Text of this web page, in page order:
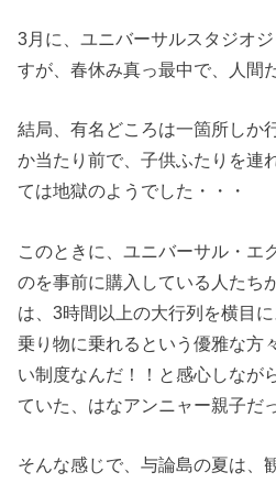
3月に、ユニバーサルスタジオ
すが、春休み真っ最中で、人間
結局、有名どころは一箇所しか
か当たり前で、子供ふたりを連
ては地獄のようでした・・・
このときに、ユニバーサル・エ
のを事前に購入している人たち
は、3時間以上の大行列を横目
乗り物に乗れるという優雅な方
い制度なんだ！！と感心しなが
ていた、はなアンニャー親子だ
そんな感じで、与論島の夏は、